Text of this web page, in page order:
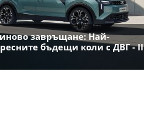
завръщане: Най-
бъдещи коли с ДВГ - II